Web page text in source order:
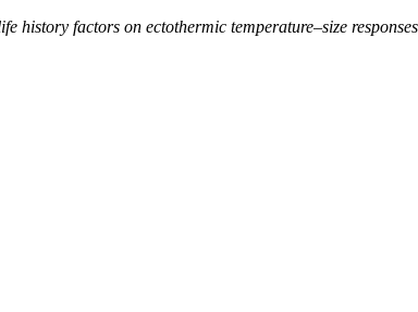
history factors on ectothermic temperature–size